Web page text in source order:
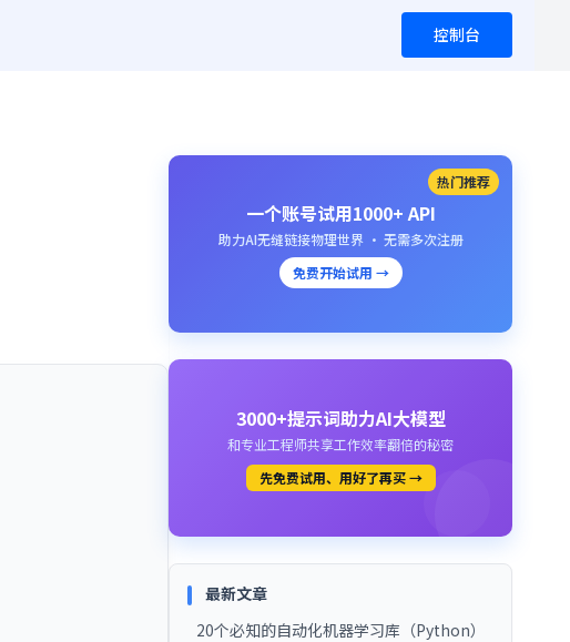
控制台
热门推荐
一个账号试用1000+ API
助力AI无缝链接物理世界 · 无需多次注册
免费开始试用 →
3000+提示词助力AI大模型
和专业工程师共享工作效率翻倍的秘密
先免费试用、用好了再买 →
最新文章
20个必知的自动化机器学习库（Python）